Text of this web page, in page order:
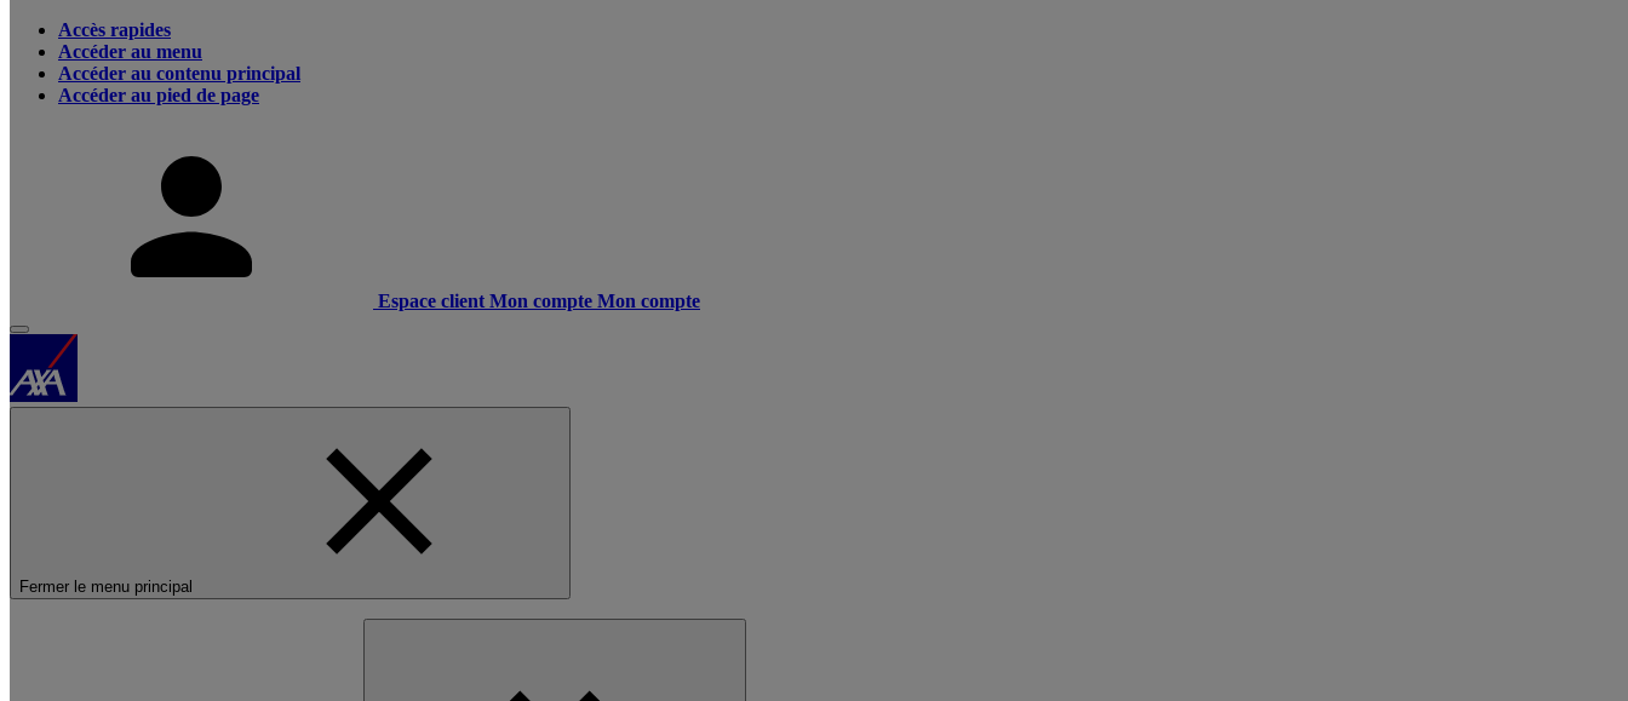
Accès rapides
Accéder au menu
Accéder au contenu principal
Accéder au pied de page
Espace client Mon compte Mon compte
Fermer le menu principal